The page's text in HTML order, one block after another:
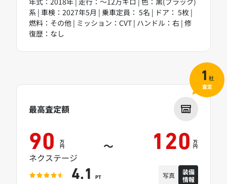
系 | 車検：2027年5月 | 乗車定員： 5名 | ドア： 5枚 |
燃料：その他 | ミッション：CVT | ハンドル：右 | 修
復歴：なし
最高査定額
90 万
円 ～ 120 万
円
ネクステージ
4.1 PT 写真
装備
情報
1 社
査定